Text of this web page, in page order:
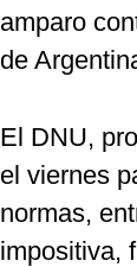
amparo
de
El DNU,
el viernes
normas,
impositiva,